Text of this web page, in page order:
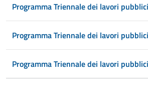
Programma Triennale dei lavori
Programma Triennale dei lavori
Programma Triennale dei lavori